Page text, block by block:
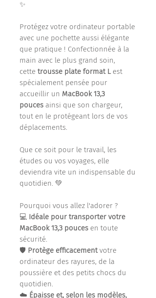
✨
Protégez votre ordinateur portable
avec une pochette aussi élégante
que pratique ! Confectionnée à la
main avec le plus grand soin,
cette trousse plate format Lest
spécialement pensée pour
accueillir un MacBook 13,3
pouces ainsi que son chargeur,
tout en le protégeant lors de vos
déplacements.
Que ce soit pour le travail, les
études ou vos voyages, elle
deviendra vite un indispensable du
quotidien. 💚
Pourquoi vous allez l'adorer ?
💻 Idéale pour transporter votre
MacBook 13,3 pouces en toute
sécurité.
🛡️ Protège efficacementvotre
ordinateur des rayures, de la
poussière et des petits chocs du
quotidien.
☁️ Épaisse et, selon les modèles,